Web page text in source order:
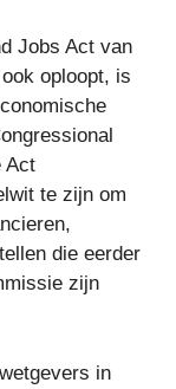
Jobs Act van
oploopt, is
Act
te zijn om
die eerder
zijn
in